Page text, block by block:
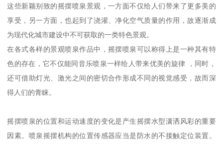
这些新颖别致的摇摆喷泉景观，一方面不仅给人们带来了更多美的
享受，另一方面，也起到了浇灌、净化空气质量的作用，故逐渐成
为现代化城市建设中不可获取的一类特色景观。
在各式各样的景观喷泉作品中，摇摆喷泉可以称得上是一种其有特
色的存在，它不仅能同音乐喷泉一样给人带来优美的旋律 ，同时，
还可借助灯光、激光之间的密切合作形成不同的视觉感受，故而深
得人们的青睐。
摇摆喷泉的位置和运动速度的变化是产生摇摆水型潇洒风彩的重要
因素。喷泉摇摆机构的位置传感器应当是防水的不接触定位装置。